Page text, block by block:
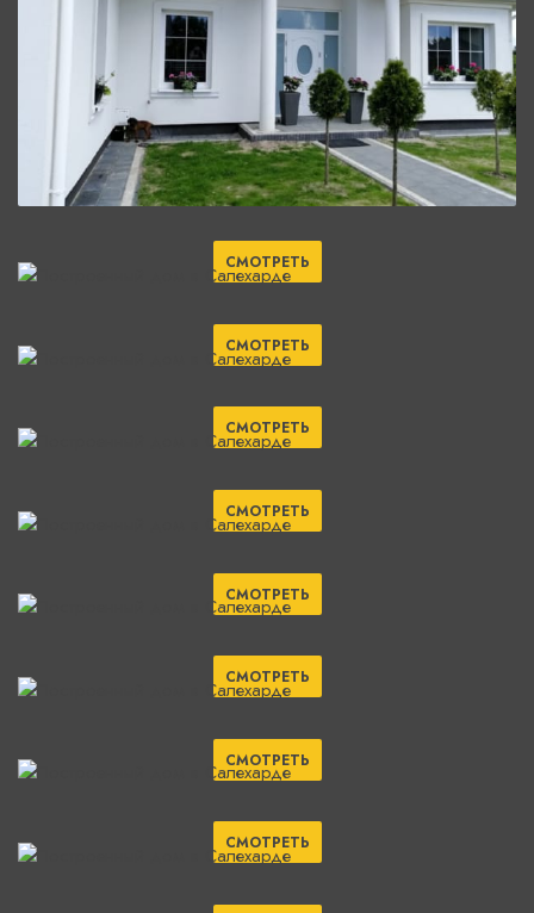
СМОТРЕТЬ
СМОТРЕТЬ
СМОТРЕТЬ
СМОТРЕТЬ
СМОТРЕТЬ
СМОТРЕТЬ
СМОТРЕТЬ
СМОТРЕТЬ
СМОТРЕТЬ